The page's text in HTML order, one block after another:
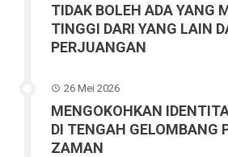
TIDAK BOLEH ADA YANG
TINGGI DARI YANG LAIN
PERJUANGAN
26 Mei 2026
MENGOKOHKAN
DI TENGAH GELOMBANG
ZAMAN